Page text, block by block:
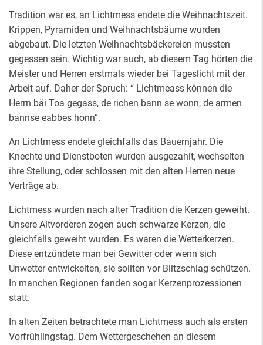
Tradition war es, an Lichtmess endete die Weihnachtszeit.
Krippen, Pyramiden und Weihnachtsbäume wurden
abgebaut. Die letzten Weihnachtsbäckereien mussten
gegessen sein. Wichtig war auch, ab diesem Tag hörten die
Meister und Herren erstmals wieder bei Tageslicht mit der
Arbeit auf. Daher der Spruch: “ Lichtmeass können die
Herrn bäi Toa gegass, de richen bann se wonn, de armen
bannse eabbes honn“.
An Lichtmess endete gleichfalls das Bauernjahr. Die
Knechte und Dienstboten wurden ausgezahlt, wechselten
ihre Stellung, oder schlossen mit den alten Herren neue
Verträge ab.
Lichtmess wurden nach alter Tradition die Kerzen geweiht.
Unsere Altvorderen zogen auch schwarze Kerzen, die
gleichfalls geweiht wurden. Es waren die Wetterkerzen.
Diese entzündete man bei Gewitter oder wenn sich
Unwetter entwickelten, sie sollten vor Blitzschlag schützen.
In manchen Regionen fanden sogar Kerzenprozessionen
statt.
In alten Zeiten betrachtete man Lichtmess auch als ersten
Vorfrühlingstag. Dem Wettergeschehen an diesem